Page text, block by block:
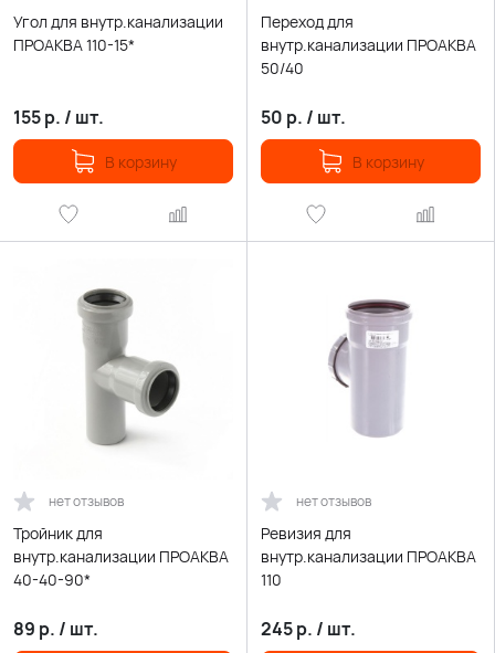
Угол для внутр.канализации
ПРОАКВА 110-15*
155р. / шт.
В корзину
Переход для
внутр.канализации ПРОАКВА
50/40
50 р. / шт.
В корзину
нет отзывов
Тройник для
внутр.канализации ПРОАКВА
40-40-90*
89 р. / шт.
нет отзывов
Ревизия для
внутр.канализации ПРОАКВА
110
245р. / шт.